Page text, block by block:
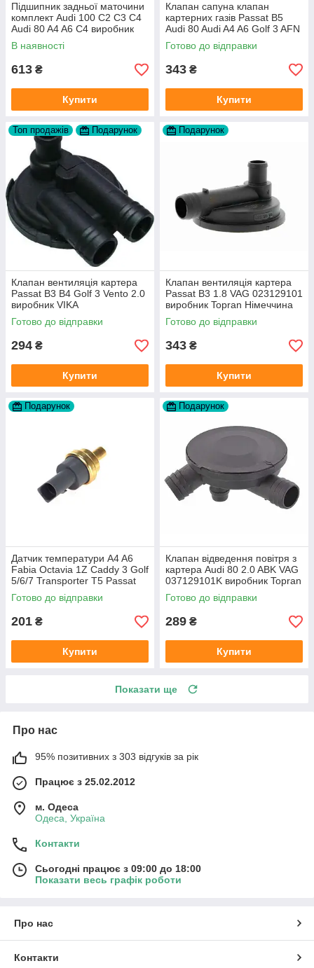
Підшипник задньої маточини
комплект Audi 100 C2 C3 C4
Audi 80 A4 A6 C4 виробник
FAG
В наявності
613 ₴
Купити
Клапан сапуна клапан
картерних газів Passat B5
Audi 80 Audi A4 A6 Golf 3 AFN
1Y AAZ 1Z AFF AEY AAZ AHB
AHU
Готово до відправки
343 ₴
Купити
Топ продажів Подарунок
Клапан вентиляція картера
Passat B3 B4 Golf 3 Vento 2.0
виробник VIKA
Готово до відправки
294 ₴
Купити
Подарунок
Клапан вентиляція картера
Passat B3 1.8 VAG 023129101
виробник Topran Німеччина
Готово до відправки
343 ₴
Купити
Подарунок
Датчик температури A4 A6
Fabia Octavia 1Z Caddy 3 Golf
5/6/7 Transporter T5 Passat
B6 (колір сірий)
Готово до відправки
201 ₴
Купити
Подарунок
Клапан відведення повітря з
картера Audi 80 2.0 ABK VAG
037129101K виробник Topran
Німеччина
Готово до відправки
289 ₴
Купити
Показати ще
Про нас
95% позитивних з 303 відгуків за рік
Працює з 25.02.2012
м. Одеса
Одеса, Україна
Контакти
Сьогодні працює з 09:00 до 18:00
Показати весь графік роботи
Про нас
Контакти